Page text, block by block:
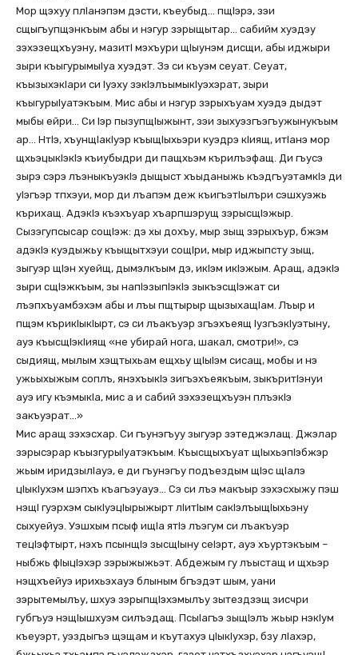
Мор щэхуу плIанэпэм дэсти, къеубыд… пщIэрэ, зэи
сщыгъупщэнкъым абы и нэгур зэрыщытар… сабийм хуэдэу
зэхэзещхъуэну, мазитI мэхъури щIыунэм дисщи, абы иджыри
зыри къыгурымыIуа хуэдэт. Зэ си къуэм сеуат. Сеуат,
къызыхэкIари си Iуэху зэкIэлъымыкIуэхэрат, зыри
къыгурыIуатэкъым. Мис абы и нэгур зэрыхъуам хуэдэ дыдэт
мыбы ейри… Си Iэр пызупщIыжынт, зэи зыхуэзгъэгъужынукъым
ар… НтIэ, хъунщIакIуэр къыщIыхьэри куэдрэ кIиящ, итIанэ мор
щхьэцыкIэкIэ къиубыдри ди пащхьэм кърилъэфащ. Ди гъусэ
зырэ сэрэ лъэныкъуэкIэ дыщыст хъыданыжь къэдгъуэтамкIэ ди
уIэгъэр тпхэуи, мор ди лъапэм деж къигъэтIылъри сэшхуэжь
кърихащ. АдэкIэ къэхъуар хъарпшэрущ зэрысщIэжыр.
Сызэгупсысар сощIэж: дэ хы дохъу, мыр зыщ зэрыхъур, бжэм
адэкIэ куэдыжьу къыщытхэуи сощIри, мыр иджыпсту зыщ,
зыгуэр щIэн хуейщ, дымэлкъым дэ, икIэм икIэжым. Аращ, адэкIэ
зыри сщIэжкъым, зы напIэзыпIэкIэ зыкъэсщIэжат си
лъэпхъуамбэхэм абы и лъы пщтырыр щызыхащIам. Лъыр и
пщэм кърикIыкIырт, сэ си лъакъуэр згъэхъеящ IузгъэкIуэтыну,
ауэ къысщIэкIиящ «не убирай нога, шакал, смотри!», сэ
сыдиящ, мылым хэщтыхьам ещхьу щIыIэм сисащ, мобы и нэ
ужьыхыжым соплъ, янэхъыкIэ зигъэхъеякъым, зыкъритIэнуи
ауэ игу къэмыкIа, мис а и сабий зэхэзещхъуэн плъэкIэ
закъуэрат…»
Мис аращ зэхэсхар. Си гъунэгъуу зыгуэр зэтеджэлащ. Джэлар
зэрысэрар къызгурыIуатэкъым. Къысщыхъуат щIыхьэпIэбжэр
жьым иридзылIауэ, е ди гъунэгъу подъездым щIэс щIалэ
цIыкIухэм шэпхъ къагъэуауэ… Сэ си лъэ макъыр зэхэсхыжу пэш
нэщI гуэрхэм сыкIуэцIырыжырт лIитIым сакIэлъыщIыхьэну
сыхуейуэ. Уэшхым псыф ищIа ятIэ лъэгум си лъакъуэр
тецIэфтырт, нэхъ псынщIэ зысщIыну сеIэрт, ауэ хъуртэкъым –
ныбжь фIыцIэхэр зэрыжыжьэт. Абдежым гу лъыстащ и щхьэр
нэщхъейуэ ирихьэхауэ блыным бгъэдэт шым, уани
зэрытемылъу, шхуэ зэрыпщIэхэмылъу зытездзэщ зисчри
губгъуэ нэщIышхуэм силъэдащ. ПсыIагъэ зыщIэлъ жьыр нэкIум
къеуэрт, уэздыгъэ щэщам и къутахуэ цIыкIухэр, бзу лIахэр,